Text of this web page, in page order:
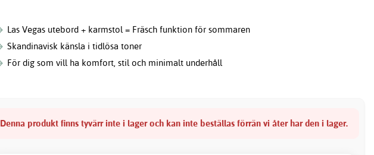
Las Vegas utebord + karmstol = Fräsch funktion för sommaren
Skandinavisk känsla i tidlösa toner
För dig som vill ha komfort, stil och minimalt underhåll
Denna produkt finns tyvärr inte i lager och kan inte beställas förrän vi åter har den i lager.